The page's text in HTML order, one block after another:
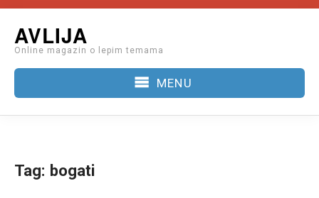
content
AVLIJA
Online magazin o lepim temama
MENU
Tag: bogati